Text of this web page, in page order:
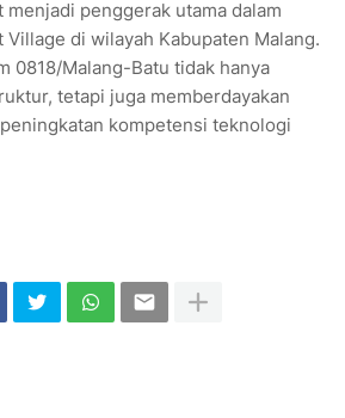
penggerak utama dalam
di wilayah Kabupaten Malang.
0818/Malang-Batu tidak hanya
tetapi juga memberdayakan
kompetensi teknologi